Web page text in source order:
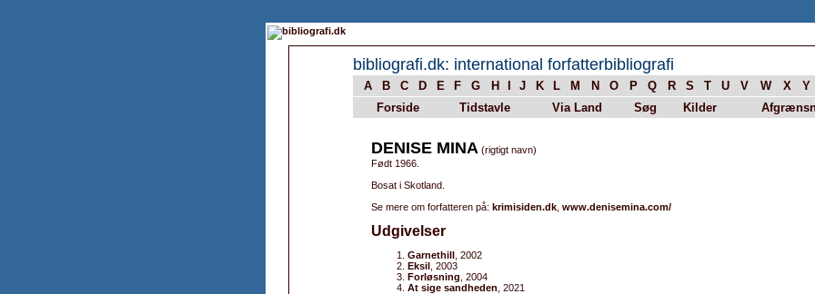
bibliografi.dk: international forfatterbibliografi
A B C D E F G H J K L M N O P Q R S T U V W X Y
Forside
Tidstavle Via Land Søg Kilder
DENISE MINA (rigtigt navn)
Født 1966.
Bosat i Skotland.
Se mere om forfatteren på: krimisiden.dk www.denisemina.com/
Udgivelser
Garnethill , 2002
Eksil , 2003
Forløsning , 2004
At sige sandheden , 2021